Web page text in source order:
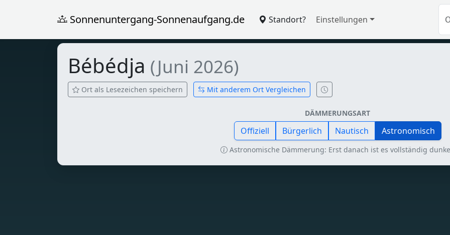
Sonnenuntergang-Sonnenaufgang.de Standort? Einstellungen
Bébédja (Juni 2026)
Ort als Lesezeichen speichern Mit anderem Ort Vergleichen
DÄMMERUNGSART
Offiziell Bürgerlich Nautisch Astronomisch
Astronomische Dämmerung: Erst danach ist es vollständig